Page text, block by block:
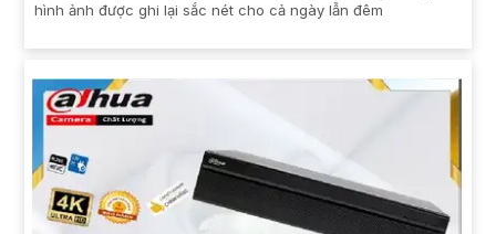
hình ảnh được ghi lại sắc nét cho cả ngày lẫn đêm